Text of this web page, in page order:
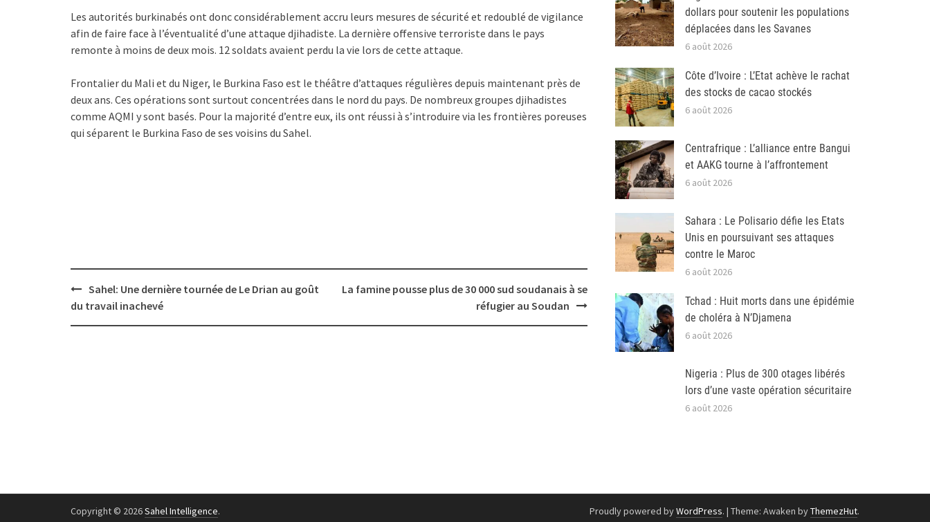
Les autorités burkinabés ont donc considérablement accru leurs mesures de sécurité et redoublé de vigilance
afin de faire face à l’éventualité d’une attaque djihadiste. La dernière offensive terroriste dans le pays
remonte à moins de deux mois. 12 soldats avaient perdu la vie lors de cette attaque.
Frontalier du Mali et du Niger, le Burkina Faso est le théâtre d’attaques régulières depuis maintenant près de
deux ans. Ces opérations sont surtout concentrées dans le nord du pays. De nombreux groupes djihadistes
comme AQMI y sont basés. Pour la majorité d’entre eux, ils ont réussi à s’introduire via les frontières poreuses
qui séparent le Burkina Faso de ses voisins du Sahel.
Post
navigation
Sahel: Une dernière tournée de Le Drian au goût
du travail inachevé
La famine pousse plus de 30 000 sud soudanais à se
réfugier au Soudan
dollars pour soutenir les populations
déplacées dans les Savanes
6 août 2026
Côte d’Ivoire : L’Etat achève le rachat
des stocks de cacao stockés
6 août 2026
Centrafrique : L’alliance entre Bangui
et AAKG tourne à l’affrontement
6 août 2026
Sahara : Le Polisario défie les Etats
Unis en poursuivant ses attaques
contre le Maroc
6 août 2026
Tchad : Huit morts dans une épidémie
de choléra à N’Djamena
6 août 2026
Nigeria : Plus de 300 otages libérés
lors d’une vaste opération sécuritaire
6 août 2026
Copyright © 2026Sahel Intelligence. Proudly powered byWordPress. | Theme: Awaken byThemezHut.